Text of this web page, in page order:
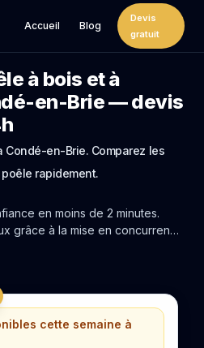
Accueil Blog
Devis
gratuit
à bois et à
en-Brie — devis
Condé-en-Brie. Comparez les
rapidement.
en moins de 2 minutes.
grâce à la mise en concurrence
cette semaine à